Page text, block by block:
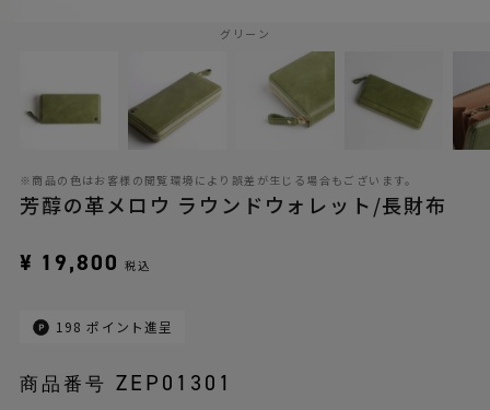
グリーン
※商品の色はお客様の閲覧環境により誤差が生じる場合もございます。
芳醇の革メロウ ラウンドウォレット/長財布
¥ 19,800 税込
198 ポイント進呈
商品番号 ZEP01301